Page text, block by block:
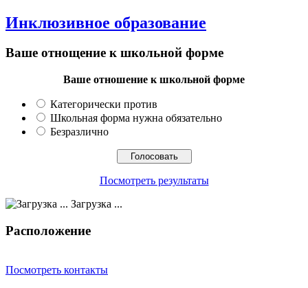
Инклюзивное образование
Ваше отнощение к школьной форме
Ваше отношение к школьной форме
Категорически против
Школьная форма нужна обязательно
Безразлично
Посмотреть результаты
Загрузка ...
Расположение
Посмотреть контакты